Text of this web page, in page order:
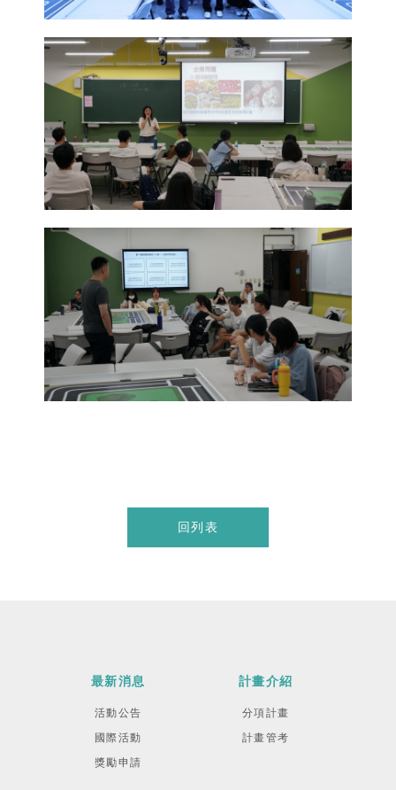
回列表
最新消息
活動公告
國際活動
獎勵申請
計畫介紹
分項計畫
計畫管考